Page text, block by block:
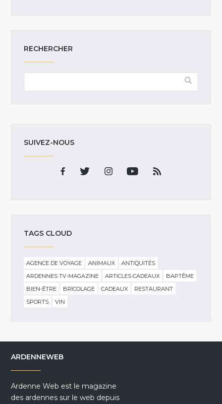
RECHERCHER
SUIVEZ-NOUS
TAGS CLOUD
AGENCE DE VOYAGE ANIMAUX
ANTIQUITÉS
ARDENNES TV-MAGAZINE
ARTICLES CADEAUX
BAPTÊME
BIEN-ÊTRE
BRICOLAGE CADEAUX
RESTAURANT
SPORTS
VIN
ARDENNEWEB
Ardenne Web est le magazine
des ardennes sur le web depuis